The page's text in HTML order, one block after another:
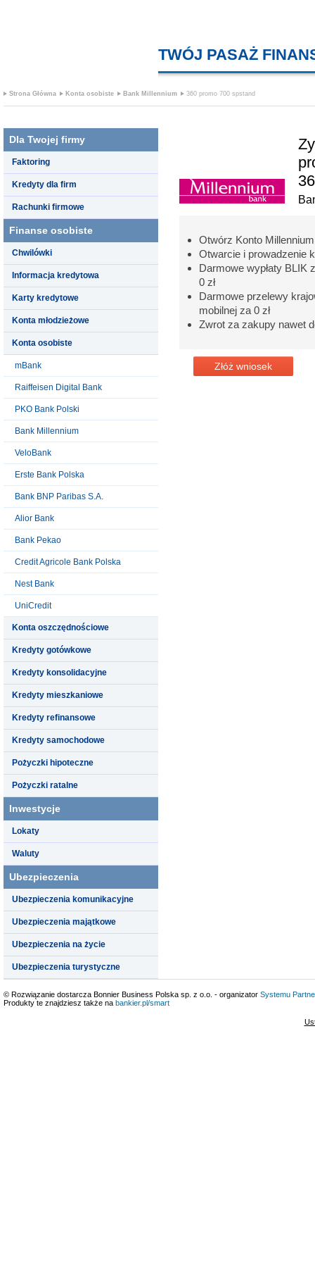
TWÓJ PASAŻ
Strona Główna Konta osobiste Bank Millennium 360 promo 700 spstand
Dla Twojej firmy
Faktoring
Kredyty dla firm
Rachunki firmowe
Finanse osobiste
Chwilówki
Informacja kredytowa
Karty kredytowe
Konta młodzieżowe
Konta osobiste
mBank
Raiffeisen Digital Bank
PKO Bank Polski
Bank Millennium
VeloBank
Erste Bank Polska
Bank BNP Paribas S.A.
Alior Bank
Bank Pekao
Credit Agricole Bank Polska
Nest Bank
UniCredit
Konta oszczędnościowe
Kredyty gotówkowe
Kredyty konsolidacyjne
Kredyty mieszkaniowe
Kredyty refinansowe
Kredyty samochodowe
Pożyczki hipoteczne
Pożyczki ratalne
Inwestycje
Lokaty
Waluty
Ubezpieczenia
Ubezpieczenia komunikacyjne
Ubezpieczenia majątkowe
Ubezpieczenia na życie
Ubezpieczenia turystyczne
Otwórz Konto
Otwarcie i prowadzenie
Darmowe wypłaty
0 zł
Darmowe przelewy
mobilnej za 0 zł
Zwrot za zakupy nawet
Złóż wniosek
© Rozwiązanie dostarcza Bonnier Business Polska sp. z o.o. - organizator Systemu
Produkty te znajdziesz także na bankier.pl/smart